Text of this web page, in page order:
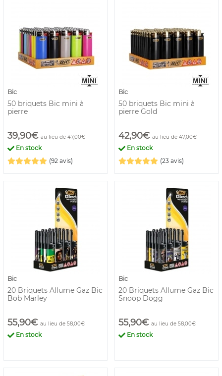
Bic
50 briquets Bic mini à
pierre
39,90€ au lieu de 47,00€
En stock
(92 avis)
Bic
50 briquets Bic mini à
pierre Gold
42,90€ au lieu de 47,00€
En stock
(23 avis)
Bic
20 Briquets Allume Gaz Bic
Bob Marley
55,90€ au lieu de 58,00€
En stock
Bic
20 Briquets Allume Gaz Bic
Snoop Dogg
55,90€ au lieu de 58,00€
En stock